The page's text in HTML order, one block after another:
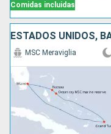
Comidas incluidas
ESTADOS UNIDOS,
MSC Meraviglia